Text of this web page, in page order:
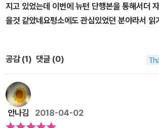
박사 나카고메 야스오 中こ彌男 / 전 일본 도쿄
의학 박사 다나카 겐지 田中謙二 / 일본 게이오
정신·신경과학교실 부교수, 의학 박사 도미타
Ph.D. 마쓰이 고 松井 廣 / 일본 도호쿠(東北)
연구과 신의학영역창생분야 부교수, 심리학 박사
松崎 貴 / 일본 시마네(島根) 대학 생물자원과학
수, 이학 박사 미키 요시오 三木義男 / 일본 공익
암연구소 유전자진단연구부 부장, 의학 박사 사
지고 있었는데 이번에 뉴턴 단행본을 통해서더
을것 같았네요평소에도 관심있었던 분야라서 읽
월간지의 하이라이트잡지에서 유전과 게놈에 대
줄지과학을 좋아하는 저희 아이들도 무척 기대
ghlight 117개성은 어떻게 유전되는가?유전의
게놈 편집까지유전과 게놈 우리의 게놈 이 세상에
람은 없지요얼굴, 신장 등 겉모습의 특징부터 운
성격에 이르기까지 모두 개성 있고요이들 개성에
공감 (1) 댓글 (0)
안나김 2018-04-02